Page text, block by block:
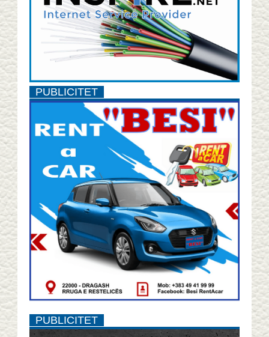
PUBLICITET
PUBLICITET